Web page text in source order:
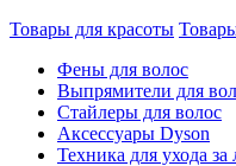
Товары для красоты
Фены для волос
Выпрямители для
Стайлеры для волос
Аксессуары Dyson
Техника для ухода